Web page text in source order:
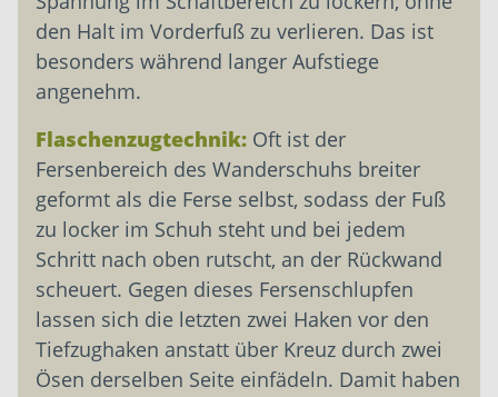
den Halt im Vorderfuß zu verlieren. Das ist
besonders während langer Aufstiege
angenehm.
Flaschenzugtechnik: Oft ist der
Fersenbereich des Wanderschuhs breiter
geformt als die Ferse selbst, sodass der Fuß
zu locker im Schuh steht und bei jedem
Schritt nach oben rutscht, an der Rückwand
scheuert. Gegen dieses Fersenschlupfen
lassen sich die letzten zwei Haken vor den
Tiefzughaken anstatt über Kreuz durch zwei
Ösen derselben Seite einfädeln. Damit haben